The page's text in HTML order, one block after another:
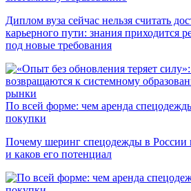
Диплом вуза сейчас нельзя считать
карьерного пути: знания приходится
под новые требования
рынки
По всей форме: чем аренда
покупки
Почему шеринг спецодежды в России
и каков его потенциал